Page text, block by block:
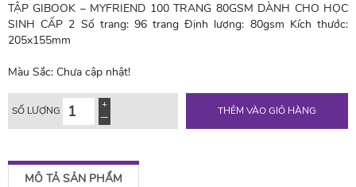
TẬP GIBOOK – MYFRIEND 100 TRANG 80GSM DÀNH CHO HỌC
SINH CẤP 2 Số trang: 96 trang Định lượng: 80gsm Kích thước:
205x155mm
Màu Sắc: Chưa cập nhật!
SỐ LƯỢNG THÊM VÀO GIỎ HÀNG
MÔ TẢ SẢN PHẨM